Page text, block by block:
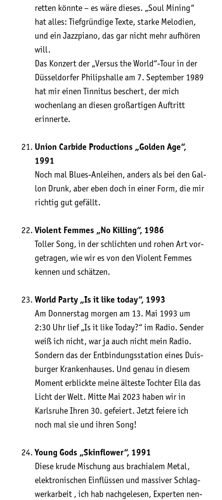
ret­ten könn­te – es wäre die­ses. „Soul Mining“
hat alles: Tief­grün­di­ge Tex­te, star­ke Melo­dien,
und ein Jazz­pia­no, das gar nicht mehr auf­hö­ren
will.
Das Kon­zert der „Ver­sus the World“-Tour in der
Düs­sel­dor­fer Phil­ips­hal­le am 7. Sep­tem­ber 1989
hat mir einen Tin­ni­tus beschert, der mich
wochen­lang an die­sen groß­ar­ti­gen Auf­tritt
erinnerte.
Uni­on Car­bi­de Pro­duc­tions „Gol­den Age“,
1991
Noch mal Blues-Anlei­hen, anders als bei den Gal­
lon Drunk, aber eben doch in einer Form, die mir
rich­tig gut gefällt.
Vio­lent Femmes „No Kil­ling“, 1986
Tol­ler Song, in der schlich­ten und rohen Art vor­
ge­tra­gen, wie wir es von den Vio­lent Femmes
ken­nen und schätzen.
World Par­ty „Is it like today“, 1993
Am Don­ners­tag mor­gen am 13. Mai 1993 um
2:30 Uhr lief „Is it like Today?“ im Radio. Sen­der
weiß ich nicht, war ja auch nicht mein Radio.
Son­dern das der Ent­bin­dungs­sta­ti­on eines Duis­
bur­ger Kran­ken­hau­ses. Und genau in die­sem
Moment erblick­te mei­ne ältes­te Toch­ter Ella das
Licht der Welt. Mit­te Mai 2023 haben wir in
Karls­ru­he Ihren 30. gefei­ert. Jetzt feie­re ich
noch mal sie und ihren Song!
Young Gods „Skin­flower“, 1991
Die­se kru­de Mischung aus bra­chia­lem Metal,
elek­tro­ni­schen Ein­flüs­sen und mas­si­ver Schlag­
werk­ar­beit , ich hab nach­ge­le­sen, Exper­ten nen­